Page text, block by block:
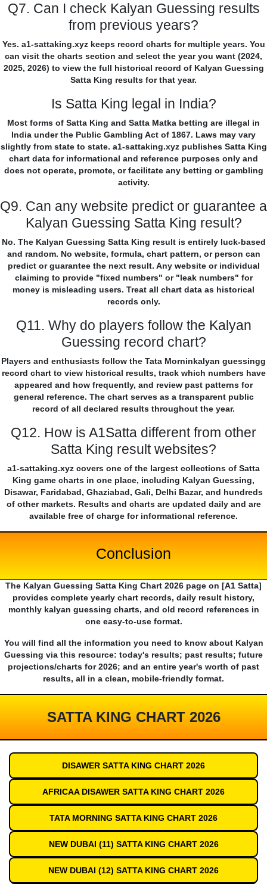
Q7. Can I check Kalyan Guessing results
from previous years?
Yes. a1-sattaking.xyz keeps record charts for multiple years. You
can visit the charts section and select the year you want (2024,
2025, 2026) to view the full historical record of Kalyan Guessing
Satta King results for that year.
Is Satta King legal in India?
Most forms of Satta King and Satta Matka betting are illegal in
India under the Public Gambling Act of 1867. Laws may vary
slightly from state to state. a1-sattaking.xyz publishes Satta King
chart data for informational and reference purposes only and
does not operate, promote, or facilitate any betting or gambling
activity.
Q9. Can any website predict or guarantee a
Kalyan Guessing Satta King result?
No. The Kalyan Guessing Satta King result is entirely luck-based
and random. No website, formula, chart pattern, or person can
predict or guarantee the next result. Any website or individual
claiming to provide "fixed numbers" or "leak numbers" for
money is misleading users. Treat all chart data as historical
records only.
Q11. Why do players follow the Kalyan
Guessing record chart?
Players and enthusiasts follow the Tata Morninkalyan guessingg
record chart to view historical results, track which numbers have
appeared and how frequently, and review past patterns for
general reference. The chart serves as a transparent public
record of all declared results throughout the year.
Q12. How is A1Satta different from other
Satta King result websites?
a1-sattaking.xyz covers one of the largest collections of Satta
King game charts in one place, including Kalyan Guessing,
Disawar, Faridabad, Ghaziabad, Gali, Delhi Bazar, and hundreds
of other markets. Results and charts are updated daily and are
available free of charge for informational reference.
Conclusion
The Kalyan Guessing Satta King Chart 2026 page on [A1 Satta]
provides complete yearly chart records, daily result history,
monthly kalyan guessing charts, and old record references in
one easy-to-use format.
You will find all the information you need to know about Kalyan
Guessing via this resource: today's results; past results; future
projections/charts for 2026; and an entire year's worth of past
results, all in a clean, mobile-friendly format.
SATTA KING CHART 2026
DISAWER SATTA KING CHART 2026
AFRICAA DISAWER SATTA KING CHART 2026
TATA MORNING SATTA KING CHART 2026
NEW DUBAI (11) SATTA KING CHART 2026
NEW DUBAI (12) SATTA KING CHART 2026